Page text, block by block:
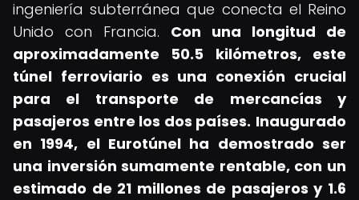
ingeniería subterránea que conecta el Reino
Unido con Francia. Con una longitud de
aproximadamente 50.5 kilómetros, este
túnel ferroviario es una conexión crucial
para el transporte de mercancías y
pasajeros entre los dos países. Inaugurado
en 1994, el Eurotúnel ha demostrado ser
una inversión sumamente rentable, con un
estimado de 21 millones de pasajeros y 1.6